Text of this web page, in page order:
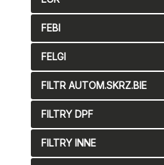
FEBI
FELGI
FILTR AUTOM.SKRZ.BIE
FILTRY DPF
FILTRY INNE